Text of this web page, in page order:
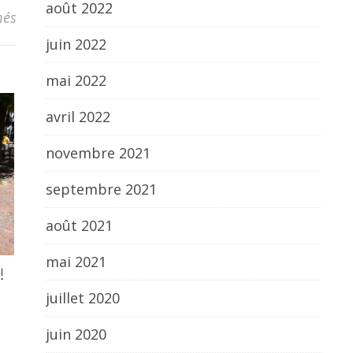
sur Animation d’été 2026 : Mon quartier en jeu
août 2022
juin 2022
mai 2022
avril 2022
novembre 2021
septembre 2021
août 2021
mai 2021
juillet 2020
juin 2020